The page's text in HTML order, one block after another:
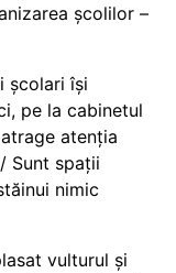
școlilor –
școlari își
pe la cabinetul
atenția
Sunt spații
nimic
vulturul și